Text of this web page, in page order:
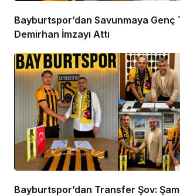
Bayburtspor’dan Savunmaya Genç
Demirhan İmzayı Attı
Bayburtspor’dan Transfer Şov: